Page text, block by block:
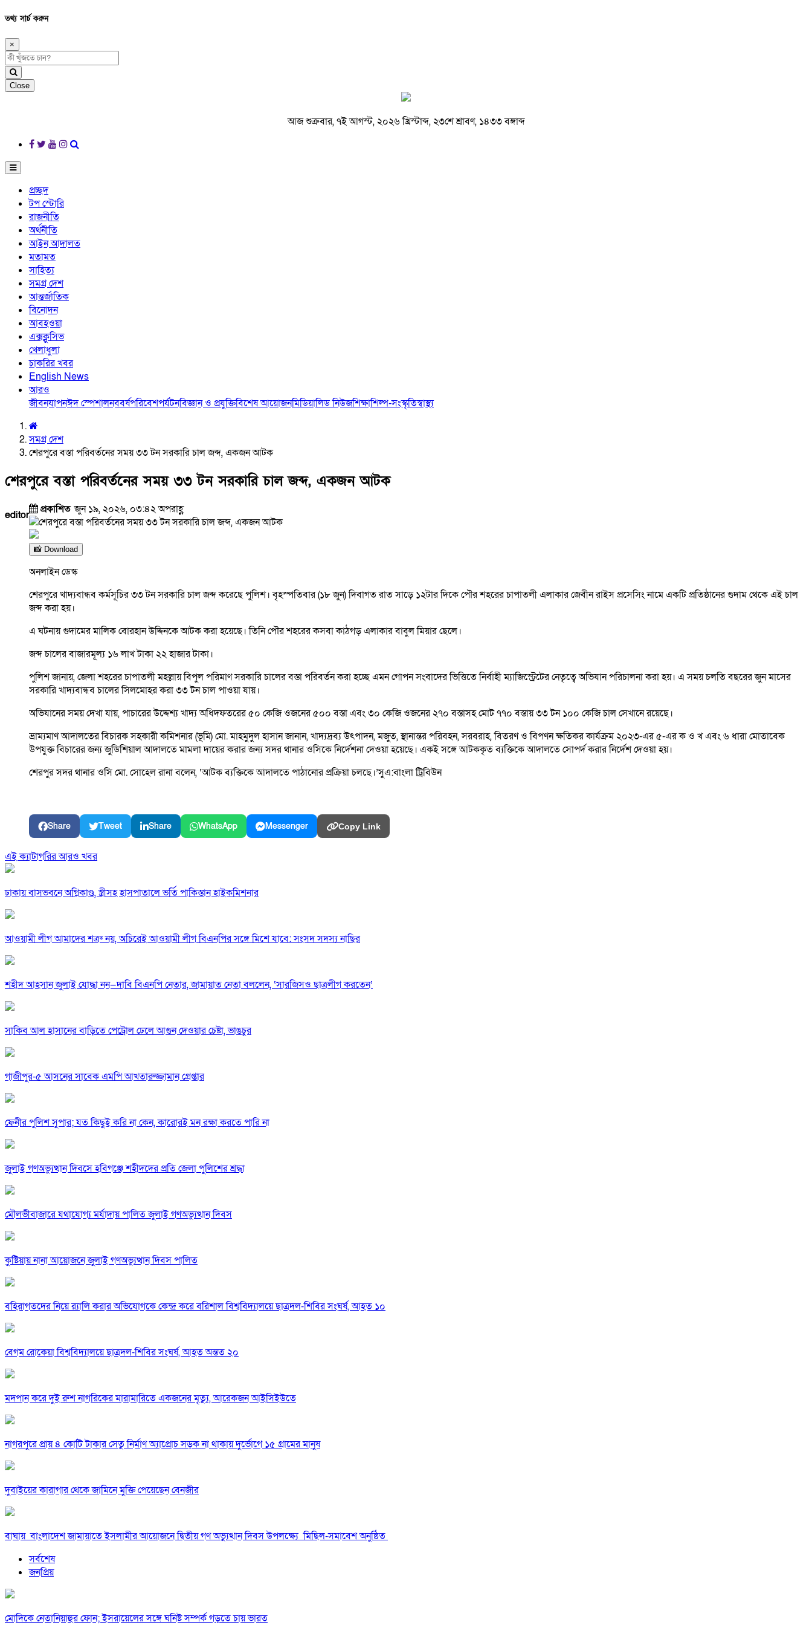
তথ্য সার্চ করুন
×
Close
আজ শুক্রবার, ৭ই আগস্ট, ২০২৬ খ্রিস্টাব্দ, ২৩শে শ্রাবণ, ১৪৩৩ বঙ্গাব্দ
প্রচ্ছদ
টপ স্টোরি
রাজনীতি
অর্থনীতি
আইন আদালত
মতামত
সাহিত্য
সমগ্র দেশ
আন্তর্জাতিক
বিনোদন
আবহওয়া
এক্সক্লুসিভ
খেলাধুলা
চাকরির খবর
English News
আরও
জীবনযাপনঈদ স্পেশালনববর্ষপরিবেশপর্যটনবিজ্ঞান ও প্রযুক্তিবিশেষ আয়োজনমিডিয়ালিড নিউজশিক্ষাশিল্প-সংস্কৃতিস্বাস্থ্য
সমগ্র দেশ
শেরপুরে বস্তা পরিবর্তনের সময় ৩৩ টন সরকারি চাল জব্দ, একজন আটক
শেরপুরে বস্তা পরিবর্তনের সময় ৩৩ টন সরকারি চাল জব্দ, একজন আটক
editor প্রকাশিতজুন ১৯, ২০২৬, ০৩:৪২ অপরাহ্ণ
📸 Download
অনলাইন ডেস্ক
শেরপুরে খাদ্যবান্ধব কর্মসূচির ৩৩ টন সরকারি চাল জব্দ করেছে পুলিশ। বৃহস্পতিবার (১৮ জুন) দিবাগত রাত সাড়ে ১২টার দিকে পৌর শহরের চাপাতলী এলাকার জেবীন রাইস প্রসেসিং নামে একটি প্রতিষ্ঠানের গুদাম থেকে এই চাল
জব্দ করা হয়।
এ ঘটনায় গুদামের মালিক বোরহান উদ্দিনকে আটক করা হয়েছে। তিনি পৌর শহরের কসবা কাঠগড় এলাকার বাবুল মিয়ার ছেলে।
জব্দ চালের বাজারমূল্য ১৬ লাখ টাকা ২২ হাজার টাকা।
পুলিশ জানায়, জেলা শহরের চাপাতলী মহল্লায় বিপুল পরিমাণ সরকারি চালের বস্তা পরিবর্তন করা হচ্ছে এমন গোপন সংবাদের ভিত্তিতে নির্বাহী ম্যাজিস্ট্রেটের নেতৃত্বে অভিযান পরিচালনা করা হয়। এ সময় চলতি বছরের জুন মাসের
সরকারি খাদ্যবান্ধব চালের সিলমোহর করা ৩৩ টন চাল পাওয়া যায়।
অভিযানের সময় দেখা যায়, পাচারের উদ্দেশ্য খাদ্য অধিদফতরের ৫০ কেজি ওজনের ৫০০ বস্তা এবং ৩০ কেজি ওজনের ২৭০ বস্তাসহ মোট ৭৭০ বস্তায় ৩৩ টন ১০০ কেজি চাল সেখানে রয়েছে।
ভ্রাম্যমাণ আদালতের বিচারক সহকারী কমিশনার (ভূমি) মো. মাহমুদুল হাসান জানান, খাদ্যদ্রব্য উৎপাদন, মজুত, স্থানান্তর পরিবহন, সরবরাহ, বিতরণ ও বিপণন ক্ষতিকর কার্যক্রম ২০২৩-এর ৫-এর ক ও খ এবং ৬ ধারা মোতাবেক
উপযুক্ত বিচারের জন্য জুডিশিয়াল আদালতে মামলা দায়ের করার জন্য সদর থানার ওসিকে নির্দেশনা দেওয়া হয়েছে। একই সঙ্গে আটককৃত ব্যক্তিকে আদালতে সোপর্দ করার নির্দেশ দেওয়া হয়।
শেরপুর সদর থানার ওসি মো. সোহেল রানা বলেন, ‘আটক ব্যক্তিকে আদালতে পাঠানোর প্রক্রিয়া চলছে।’সুএ:বাংলা ট্রিবিউন
Share Tweet Share WhatsApp Messenger Copy Link
এই ক্যাটাগরির আরও খবর
ঢাকায় বাসভবনে অগ্নিকাণ্ড, স্ত্রীসহ হাসপাতালে ভর্তি পাকিস্তান হাইকমিশনার
আওয়ামী লীগ আমাদের শত্রু নয়, অচিরেই আওয়ামী লীগ বিএনপির সঙ্গে মিশে যাবে: সংসদ সদস্য নাছির
শহীদ আহসান জুলাই যোদ্ধা নন—দাবি বিএনপি নেতার, জামায়াত নেতা বললেন, ‘সারজিসও ছাত্রলীগ করতেন’
সাকিব আল হাসানের বাড়িতে পেট্রোল ঢেলে আগুন দেওয়ার চেষ্টা, ভাঙচুর
গাজীপুর-৫ আসনের সাবেক এমপি আখতারুজ্জামান গ্রেপ্তার
ফেনীর পুলিশ সুপার; যত কিছুই করি না কেন, কারোরই মন রক্ষা করতে পারি না
জুলাই গণঅভ্যুত্থান দিবসে হবিগঞ্জে শহীদদের প্রতি জেলা পুলিশের শ্রদ্ধা
মৌলভীবাজারে যথাযোগ্য মর্যাদায় পালিত জুলাই গণঅভ্যুত্থান দিবস
কুষ্টিয়ায় নানা আয়োজনে জুলাই গণঅভ্যুত্থান দিবস পালিত
বহিরাগতদের নিয়ে র‍্যালি করার অভিযোগকে কেন্দ্র করে বরিশাল বিশ্ববিদ্যালয়ে ছাত্রদল-শিবির সংঘর্ষ, আহত ১০
বেগম রোকেয়া বিশ্ববিদ্যালয়ে ছাত্রদল-শিবির সংঘর্ষ, আহত অন্তত ২০
মদপান করে দুই রুশ নাগরিকের মারামারিতে একজনের মৃত্যু, আরেকজন আইসিইউতে
নাগরপুরে প্রায় ৪ কোটি টাকার সেতু নির্মাণ অ্যাপ্রোচ সড়ক না থাকায় দুর্ভোগে ১৫ গ্রামের মানুষ
দুবাইয়ের কারাগার থেকে জামিনে মুক্তি পেয়েছেন বেনজীর
বাঘায় বাংলাদেশ জামায়াতে ইসলামীর আয়োজনে দ্বিতীয় গণ অভ্যুত্থান দিবস উপলক্ষ্যে মিছিল-সমাবেশ অনুষ্ঠিত
সর্বশেষ
জনপ্রিয়
মোদিকে নেতানিয়াহুর ফোন; ইসরায়েলের সঙ্গে ঘনিষ্ট সম্পর্ক গড়তে চায় ভারত